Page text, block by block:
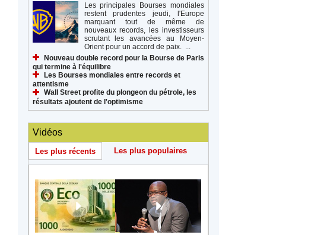
Les principales Bourses mondiales
restent prudentes jeudi, l'Europe
marquant tout de même de
nouveaux records, les investisseurs
scrutant les avancées au Moyen-
Orient pour un accord de paix. ...
Nouveau double record pour la Bourse de Paris
qui termine à l'équilibre
Les Bourses mondiales entre records et
attentisme
Wall Street profite du plongeon du pétrole, les
résultats ajoutent de l'optimisme
Vidéos
Les plus récents Les plus populaires